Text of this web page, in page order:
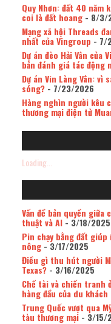
Quy Nhơn: đất 40 năm
coi là đất hoang- 8/3/
Mạng xã hội Threads
nhất của Vingroup - 7/
Dự án đèo Hải Vân của
bản đánh giá tác động
Dự án Vin Làng Vân: vì
sóng?- 7/23/2026
Hàng nghìn người kêu
thương mại điện tử
Loading...
Vấn đề bản quyền giữa
thuật và AI- 3/18/2025
Pin chạy bằng đất
nông- 3/17/2025
Điều gì thu hút người
Texas?- 3/16/2025
Chế tài và chiến tranh
hàng đầu của du khách
Trung Quốc vượt qua
tàu thương mại- 3/15/